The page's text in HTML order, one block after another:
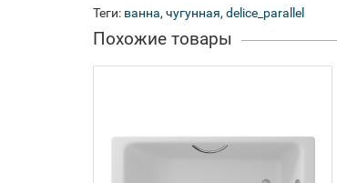
Теги: ванна, чугунная, delice_parallel
Похожие товары